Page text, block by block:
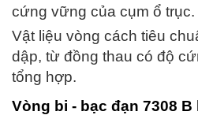
cứng vững của cụm ổ trục.
Vật liệu vòng cách tiêu
dập, từ đồng thau có độ
tổng hợp.
Vòng bi - bạc đạn 7308 B